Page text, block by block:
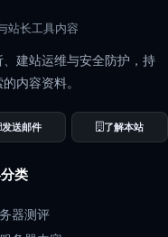
站长工具内容
建站运维与安全防护，持
内容资料。
发送邮件 了解本站
类
器测评